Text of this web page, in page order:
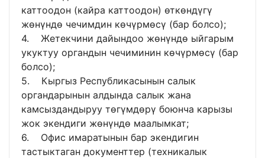
каттоодон (кайра каттоодон) өткөндүгү
жөнүндө чечимдин көчүрмөсү (бар болсо);
4. Жетекчини дайындоо жөнүндө ыйгарым
укуктуу органдын чечиминин көчүрмөсү (бар
болсо);
5. Кыргыз Республикасынын салык
органдарынын алдында салык жана
камсыздандыруу төгүмдөрү боюнча карызы
жок экендиги жөнүндө маалымкат;
6. Офис имаратынын бар экендигин
тастыктаган документтер (техникалык